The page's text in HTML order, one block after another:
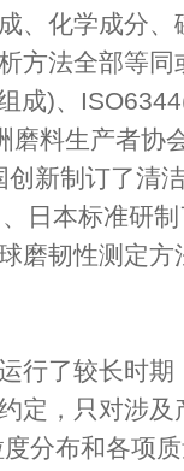
、化学成分
方法全部等
成)、
磨料生产者协
新制订了清
日本标准研
磨韧性测定
行了较长时
定，只对涉
分布和各项